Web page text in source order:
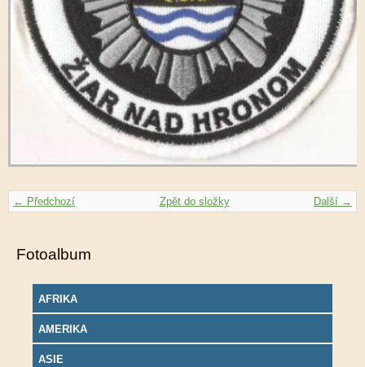
← Předchozí Další →
Zpět do složky
Fotoalbum
AFRIKA
AMERIKA
ASIE